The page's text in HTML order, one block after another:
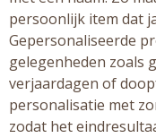
persoonlijk item dat
Gepersonaliseerde
gelegenheden zoals
verjaardagen of
personalisatie met
zodat het